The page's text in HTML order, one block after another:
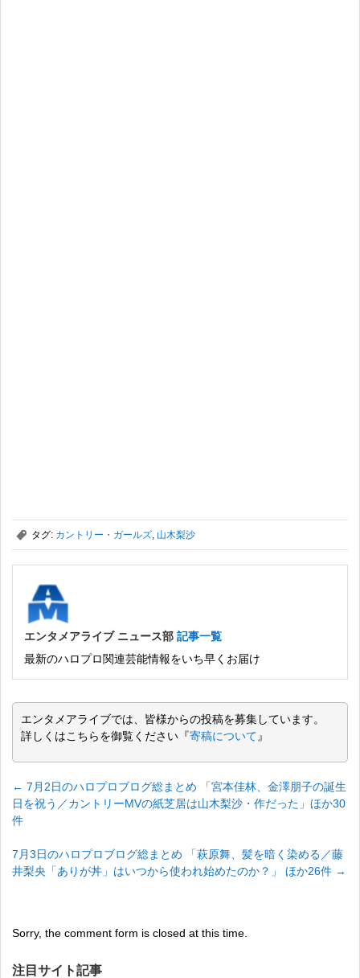
, タグ: カントリー・ガールズ 山木梨沙
エンタメアライブ ニュース部 記事一覧
最新のハロプロ関連芸能情報をいち早くお届け
エンタメアライブでは、皆様からの投稿を募集しています。
詳しくはこちらを御覧ください『寄稿について 』
← 7月2日のハロプロブログ総まとめ 「宮本佳林、金澤朋子の誕生
日を祝う／カントリーMVの紙芝居は山木梨沙・作だった」ほか30
件
7月3日のハロプロブログ総まとめ 「萩原舞、髪を暗く染める／藤
井梨央「ありが丼」はいつから使われ始めたのか？」 ほか26件 →
Sorry, the comment form is closed at this time.
注目サイト記事